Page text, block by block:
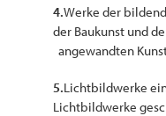
4.Werke der
der Baukunst und
angewandten
5.Lichtbildwerke
Lichtbildwerke